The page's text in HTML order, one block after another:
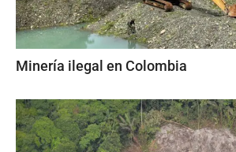
Minería ilegal en Colombia